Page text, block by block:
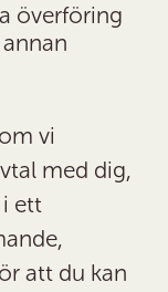
överföring
vi
med dig,
ett
att du kan